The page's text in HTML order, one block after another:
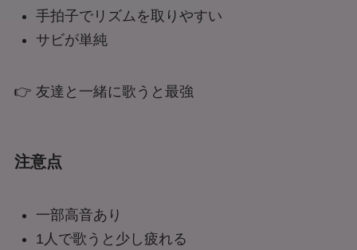
手拍子でリズムを取りやすい
サビが単純
👉 友達と一緒に歌うと最強
注意点
一部高音あり
1人で歌うと少し疲れる